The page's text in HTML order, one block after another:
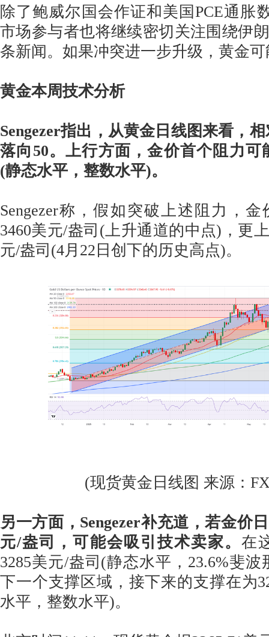
除了鲍威尔国会作证和美国PCE通胀
市场参与者也将继续密切关注围绕伊
条新闻。如果冲突进一步升级，黄金
黄金本周技术分析
Sengezer指出，从黄金日线图来看，
落向50。上行方面，金价首个阻力可
(静态水平，整数水平)。
Sengezer称，假如突破上述阻力，
3460美元/盎司(上升通道的中点)，更
元/盎司(4月22日创下的历史高点)。
(现货黄金日线图 来源：
另一方面，Sengezer补充道，若金价
元/盎司，可能会吸引技术卖家。在
3285美元/盎司(静态水平，23.6%斐
下一个支撑区域，接下来的支撑在为
水平，整数水平)。